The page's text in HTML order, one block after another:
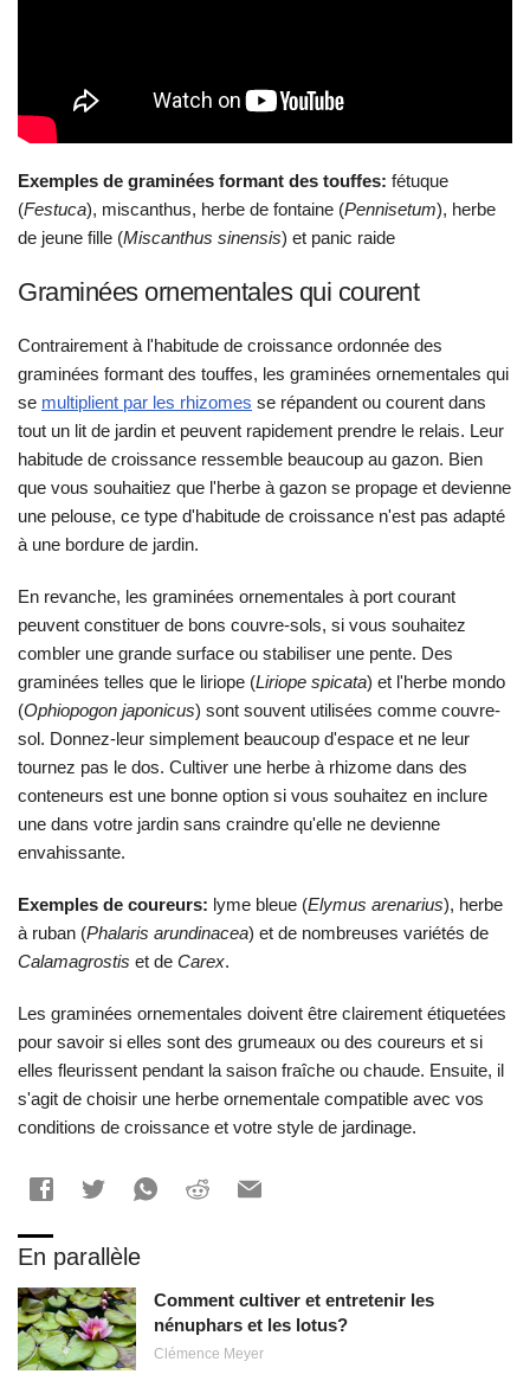
Exemples de graminées formant des touffes: fétuque
(Festuca), miscanthus, herbe de fontaine (Pennisetum), herbe
de jeune fille (Miscanthus sinensis) et panic raide
Graminées ornementales qui courent
Contrairement à l'habitude de croissance ordonnée des
graminées formant des touffes, les graminées ornementales qui
se multiplient par les rhizomes se répandent ou courent dans
tout un lit de jardin et peuvent rapidement prendre le relais. Leur
habitude de croissance ressemble beaucoup au gazon. Bien
que vous souhaitiez que l'herbe à gazon se propage et devienne
une pelouse, ce type d'habitude de croissance n'est pas adapté
à une bordure de jardin.
En revanche, les graminées ornementales à port courant
peuvent constituer de bons couvre-sols, si vous souhaitez
combler une grande surface ou stabiliser une pente. Des
graminées telles que le liriope (Liriope spicata) et l'herbe mondo
(Ophiopogon japonicus) sont souvent utilisées comme couvre-
sol. Donnez-leur simplement beaucoup d'espace et ne leur
tournez pas le dos. Cultiver une herbe à rhizome dans des
conteneurs est une bonne option si vous souhaitez en inclure
une dans votre jardin sans craindre qu'elle ne devienne
envahissante.
Exemples de coureurs: lyme bleue (Elymus arenarius), herbe
à ruban (Phalaris arundinacea) et de nombreuses variétés de
Calamagrostis et de Carex.
Les graminées ornementales doivent être clairement étiquetées
pour savoir si elles sont des grumeaux ou des coureurs et si
elles fleurissent pendant la saison fraîche ou chaude. Ensuite, il
s'agit de choisir une herbe ornementale compatible avec vos
conditions de croissance et votre style de jardinage.
En parallèle
Comment cultiver et entretenir les
nénuphars et les lotus?
Clémence Meyer